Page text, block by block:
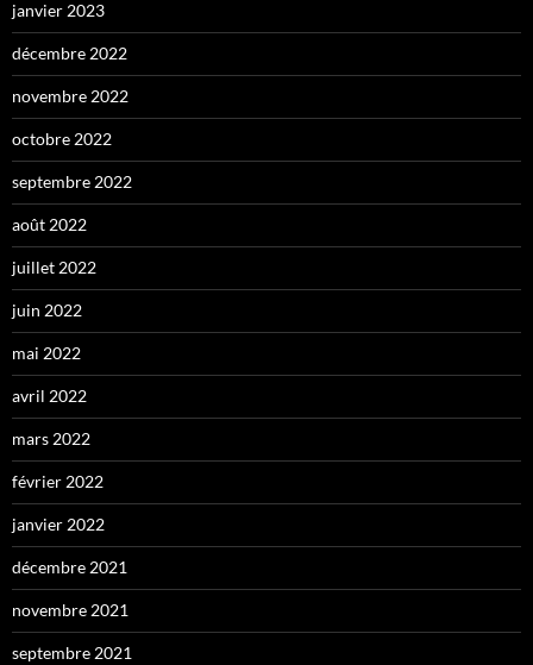
janvier 2023
décembre 2022
novembre 2022
octobre 2022
septembre 2022
août 2022
juillet 2022
juin 2022
mai 2022
avril 2022
mars 2022
février 2022
janvier 2022
décembre 2021
novembre 2021
septembre 2021